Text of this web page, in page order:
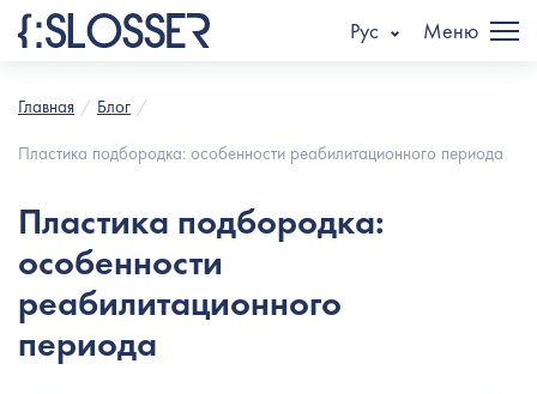
Рус Меню
Главная
Блог
Пластика подбородка: особенности реабилитационного периода
Пластика подбородка:
особенности
реабилитационного
периода